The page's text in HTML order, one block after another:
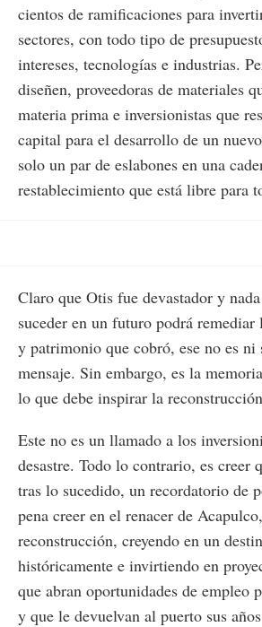
cientos de ramificaciones para
sectores, con todo tipo de
intereses, tecnologías e industrias.
diseñen, proveedoras de materiales
materia prima e inversionistas que
capital para el desarrollo de un
solo un par de eslabones en una
restablecimiento que está libre para
Claro que Otis fue devastador y
suceder en un futuro podrá
y patrimonio que cobró, ese no es ni
mensaje. Sin embargo, es la
lo que debe inspirar la
Este no es un llamado a los
desastre. Todo lo contrario, es creer
tras lo sucedido, un recordatorio de
pena creer en el renacer de
reconstrucción, creyendo en un
históricamente e invirtiendo en
que abran oportunidades de empleo
y que le devuelvan al puerto sus